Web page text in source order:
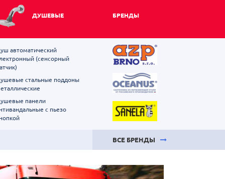
ДУШЕВЫЕ БРЕНДЫ
автоматический
(сенсорный
стальные поддоны
панели
с пьезо
ВСЕ БРЕНДЫ